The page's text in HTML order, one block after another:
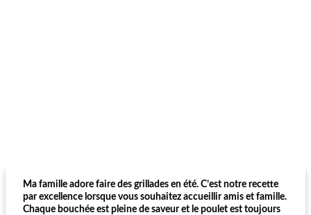
Ma famille adore faire des grillades en été. C’est notre recette
par excellence lorsque vous souhaitez accueillir amis et famille.
Chaque bouchée est pleine de saveur et le poulet est toujours